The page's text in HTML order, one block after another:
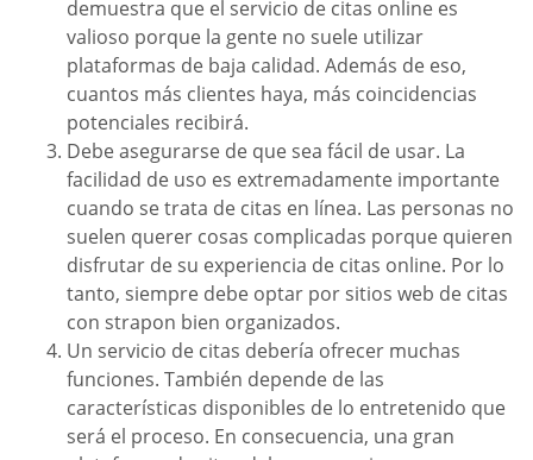
demuestra que el servicio de citas online es
valioso porque la gente no suele utilizar
plataformas de baja calidad. Además de eso,
cuantos más clientes haya, más coincidencias
potenciales recibirá.
Debe asegurarse de que sea fácil de usar. La
facilidad de uso es extremadamente importante
cuando se trata de citas en línea. Las personas no
suelen querer cosas complicadas porque quieren
disfrutar de su experiencia de citas online. Por lo
tanto, siempre debe optar por sitios web de citas
con strapon bien organizados.
Un servicio de citas debería ofrecer muchas
funciones. También depende de las
características disponibles de lo entretenido que
será el proceso. En consecuencia, una gran